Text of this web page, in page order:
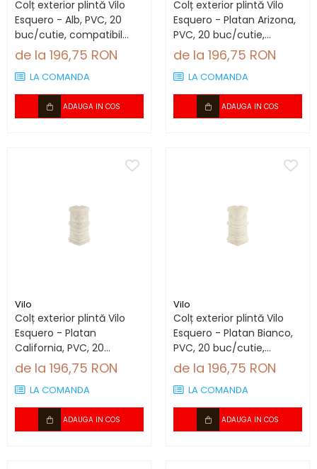
Colț exterior plintă Vilo
Esquero - Alb, PVC, 20
buc/cutie, compatibil
plintă 66.6 mm
de la 196,75 RON
LA COMANDA
ADAUGA IN COS
Colț exterior plintă Vilo
Esquero - Platan Arizona,
PVC, 20 buc/cutie,
compatibil plintă 66.6
de la 196,75 RON
LA COMANDA
ADAUGA IN COS
Vilo
Colț exterior plintă Vilo
Esquero - Platan
California, PVC, 20
buc/cutie, compatibil
plintă 66.6 mm
de la 196,75 RON
LA COMANDA
ADAUGA IN COS
Vilo
Colț exterior plintă Vilo
Esquero - Platan Bianco,
PVC, 20 buc/cutie,
compatibil plintă 66.6
de la 196,75 RON
LA COMANDA
ADAUGA IN COS